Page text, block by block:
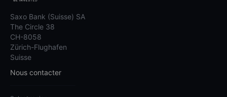
Saxo Bank (Suisse) SA
The Circle 38
CH-8058
Zürich-Flughafen
Suisse
Nous contacter